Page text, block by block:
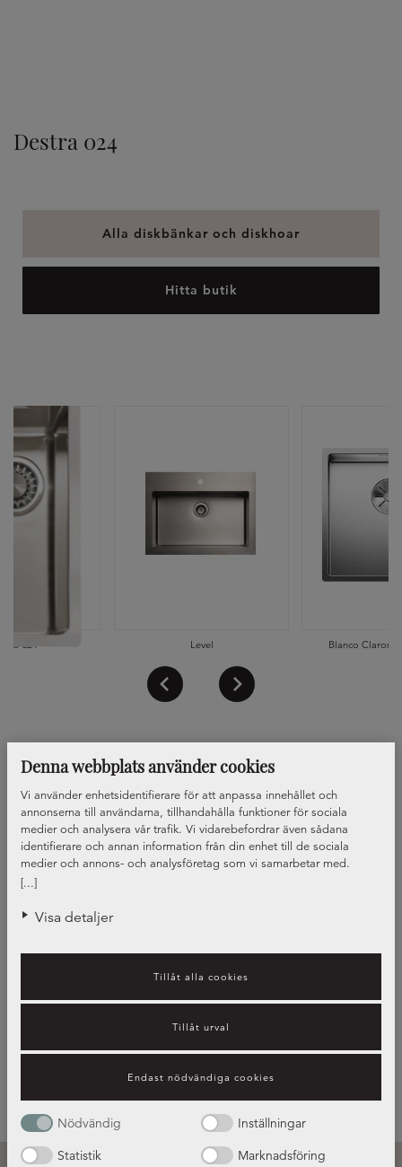
Denna webbplats använder cookies
[...]
Vi använder enhetsidentifierare för att anpassa innehållet och
annonserna till användarna, tillhandahålla funktioner för sociala
medier och analysera vår trafik. Vi vidarebefordrar även sådana
identifierare och annan information från din enhet till de sociala
medier och annons- och analysföretag som vi samarbetar med.
Dessa kan i sin tur kombinera informationen med annan information
använt deras tjänster.
Visa detaljer
Tillåt alla cookies
Tillåt urval
Endast nödvändiga cookies
Nödvändig
Inställningar
Statistik
Marknadsföring
Destra 024
Alla diskbänkar och diskhoar
Hitta butik
021 Level Blanco Claron
Olika typer av diskhoar